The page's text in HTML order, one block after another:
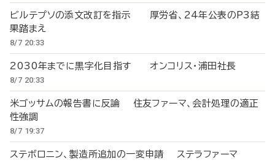
ビルテプソの添文改訂を指示 厚労省、24年公表のP3結
果踏まえ
8/7 20:33
2030年までに黒字化目指す オンコリス・浦田社長
8/7 20:33
米ゴッサムの報告書に反論 住友ファーマ、会計処理の適正
性強調
8/7 19:37
ステボロニン、製造所追加の一変申請 ステラファーマ